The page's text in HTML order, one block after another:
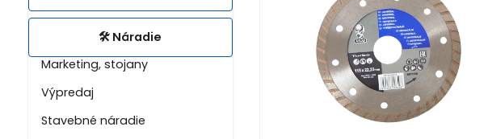
🛠️ Náradie
Marketing, stojany
Výpredaj
Stavebné náradie